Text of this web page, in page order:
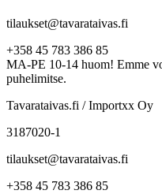
tilaukset@tavarataivas.fi
+358 45 783 386 85
MA-PE 10-14 huom! Emme
puhelimitse.
Tavarataivas.fi / Importxx Oy
3187020-1
tilaukset@tavarataivas.fi
+358 45 783 386 85